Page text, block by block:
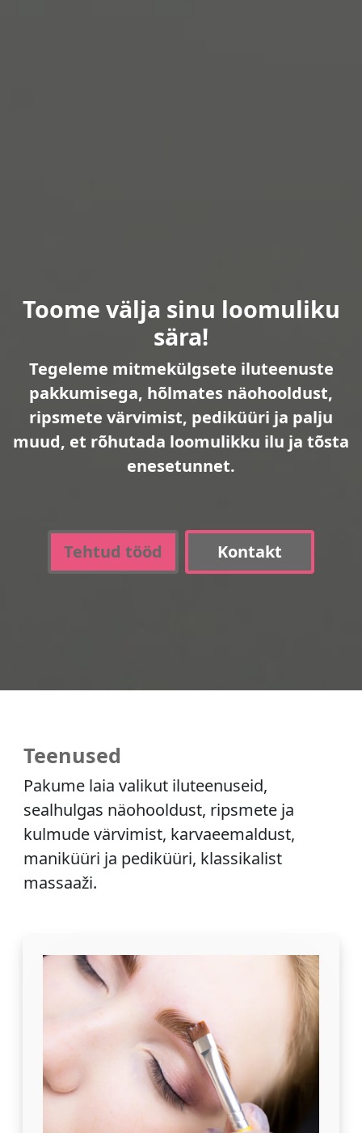
Toome välja sinu loomuliku
sära!
Tegeleme mitmekülgsete iluteenuste
pakkumisega, hõlmates näohooldust,
ripsmete värvimist, pediküüri ja palju
muud, et rõhutada loomulikku ilu ja tõsta
enesetunnet.
Tehtud tööd Kontakt
Teenused
Pakume laia valikut iluteenuseid,
sealhulgas näohooldust, ripsmete ja
kulmude värvimist, karvaeemaldust,
maniküüri ja pediküüri, klassikalist
massaaži.